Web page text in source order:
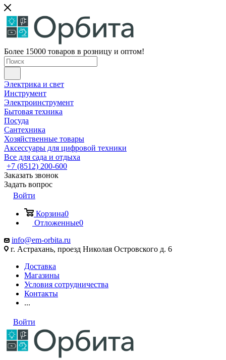
Более 15000 товаров в розницу и оптом!
Электрика и свет
Инструмент
Электроинструмент
Бытовая техника
Посуда
Сантехника
Хозяйственные товары
Аксессуары для цифровой техники
Все для сада и отдыха
+7 (8512) 200-600
Заказать звонок
Задать вопрос
Войти
Корзина0
Отложенные0
info@em-orbita.ru
г. Астрахань, проезд Николая Островского д. 6
Доставка
Магазины
Условия сотрудничества
Контакты
...
Войти